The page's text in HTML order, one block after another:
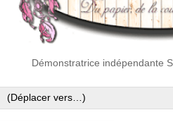
Démonstratrice indépendante